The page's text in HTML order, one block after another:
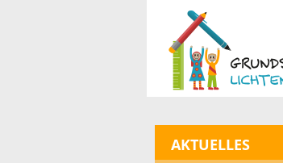
AKTUELLES